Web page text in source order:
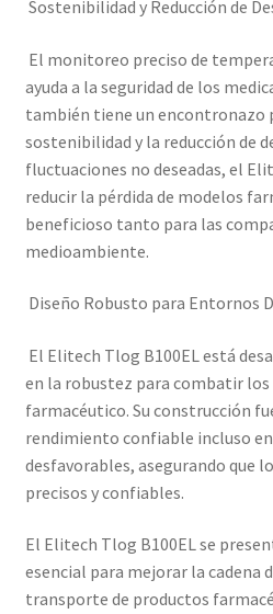
Sostenibilidad y Reducción de
El monitoreo preciso de
ayuda a la seguridad de los
también tiene un encontronazo
sostenibilidad y la reducción de
fluctuaciones no deseadas, el
reducir la pérdida de modelos
beneficioso tanto para las
medioambiente.
Diseño Robusto para Entornos
El Elitech Tlog B100EL está
en la robustez para combatir
farmacéutico. Su construcción
rendimiento confiable incluso
desfavorables, asegurando que
precisos y confiables.
El Elitech Tlog B100EL se
esencial para mejorar la cadena
transporte de productos